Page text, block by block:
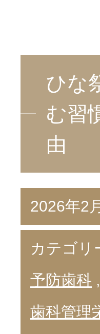
ひな
む習
由
2026年2
カテゴリ
予防歯科 ,
歯科管理